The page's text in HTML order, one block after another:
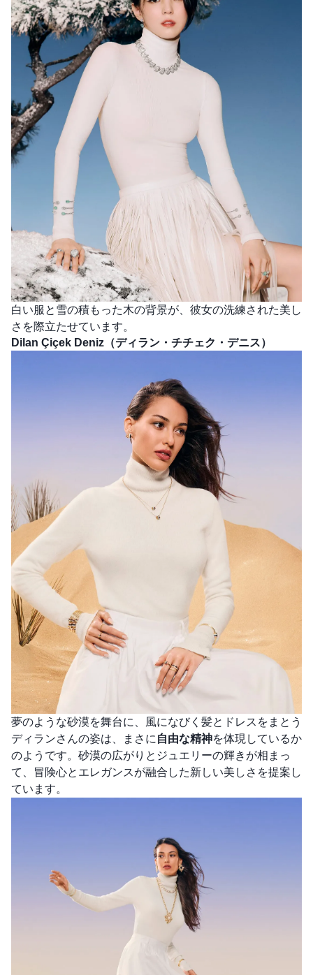
白い服と雪の積もった木の背景が、彼女の洗練された美し
さを際立たせています。
Dilan Çiçek Deniz（ディラン・チチェク・デニス）
夢のような砂漠を舞台に、風になびく髪とドレスをまとう
ディランさんの姿は、まさに 自由な精神を体現しているか
のようです。砂漠の広がりとジュエリーの輝きが相まっ
て、冒険心とエレガンスが融合した新しい美しさを提案し
ています。